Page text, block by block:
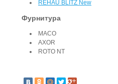
REHAU BLITZ New
Фурнитура
MACO
AXOR
ROTO NT